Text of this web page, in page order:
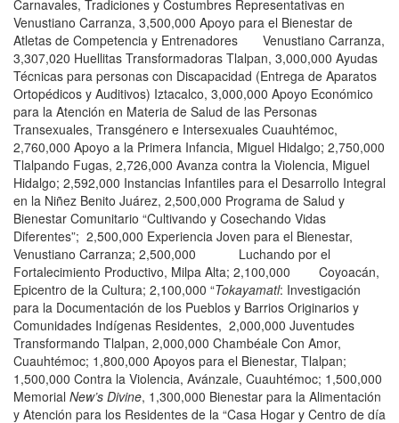
Carnavales, Tradiciones y Costumbres Representativas en
Venustiano Carranza, 3,500,000 Apoyo para el Bienestar de
Atletas de Competencia y Entrenadores Venustiano Carranza,
3,307,020 Huellitas Transformadoras Tlalpan, 3,000,000 Ayudas
Técnicas para personas con Discapacidad (Entrega de Aparatos
Ortopédicos y Auditivos) Iztacalco, 3,000,000 Apoyo Económico
para la Atención en Materia de Salud de las Personas
Transexuales, Transgénero e Intersexuales Cuauhtémoc,
2,760,000 Apoyo a la Primera Infancia, Miguel Hidalgo; 2,750,000
Tlalpando Fugas, 2,726,000 Avanza contra la Violencia, Miguel
Hidalgo; 2,592,000 Instancias Infantiles para el Desarrollo Integral
en la Niñez Benito Juárez, 2,500,000 Programa de Salud y
Bienestar Comunitario “Cultivando y Cosechando Vidas
Diferentes”; 2,500,000 Experiencia Joven para el Bienestar,
Venustiano Carranza; 2,500,000 Luchando por el
Fortalecimiento Productivo, Milpa Alta; 2,100,000 Coyoacán,
Epicentro de la Cultura; 2,100,000 “Tokayamatl: Investigación
para la Documentación de los Pueblos y Barrios Originarios y
Comunidades Indígenas Residentes, 2,000,000 Juventudes
Transformando Tlalpan, 2,000,000 Chambéale Con Amor,
Cuauhtémoc; 1,800,000 Apoyos para el Bienestar, Tlalpan;
1,500,000 Contra la Violencia, Avánzale, Cuauhtémoc; 1,500,000
Memorial New’s Divine, 1,300,000 Bienestar para la Alimentación
y Atención para los Residentes de la “Casa Hogar y Centro de día